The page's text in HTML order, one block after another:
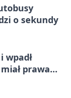
o sekundy
wpadł
prawa